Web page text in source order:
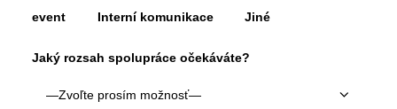
event
Interní komunikace Jiné
Jaký rozsah spolupráce očekáváte?